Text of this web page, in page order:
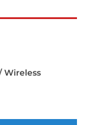
Wireless